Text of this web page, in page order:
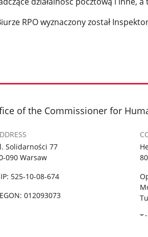
RPO wyznaczony został
of the Commissioner for
Solidarności 77
090 Warsaw
525-10-08-674
012093073